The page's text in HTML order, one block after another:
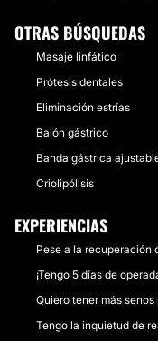
OTRAS BÚSQUEDAS
Masaje linfático
Prótesis dentales
Eliminación estrías
Balón gástrico
Banda gástrica
Criolipólisis
EXPERIENCIAS
Pese a la recuperación
¡Tengo 5 días de
Quiero tener más
Tengo la inquietud de